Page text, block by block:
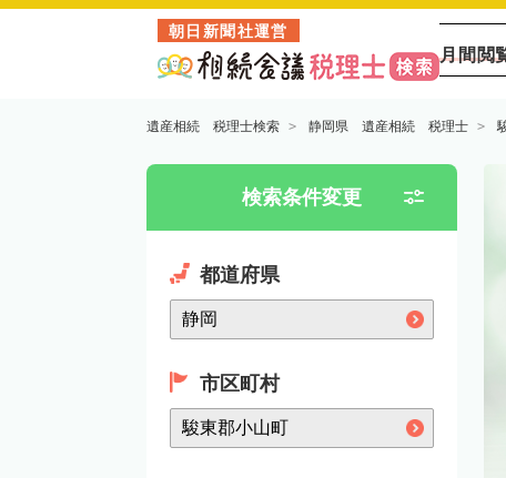
朝日新聞社運営
月間閲
遺産相続 税理士検索 静岡県 遺産相続 税理士
検索条件変更
都道府県
市区町村